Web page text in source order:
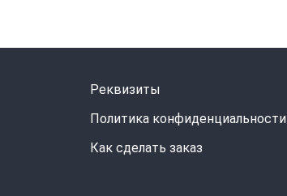
Реквизиты
Политика конфиденциальности
Как сделать заказ